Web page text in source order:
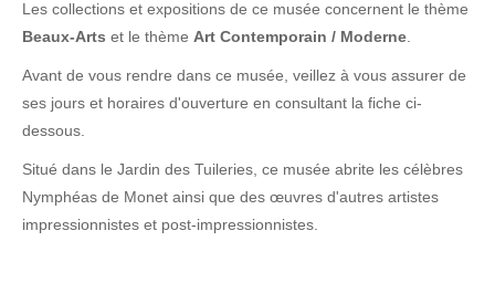
Les collections et expositions de ce musée concernent le thème
Beaux-Arts et le thème Art Contemporain / Moderne
Avant de vous rendre dans ce musée, veillez à vous assurer de
ses jours et horaires d'ouverture en consultant la fiche ci-
dessous.
Situé dans le Jardin des Tuileries, ce musée abrite les célèbres
Nymphéas de Monet ainsi que des œuvres d'autres artistes
impressionnistes et post-impressionnistes.